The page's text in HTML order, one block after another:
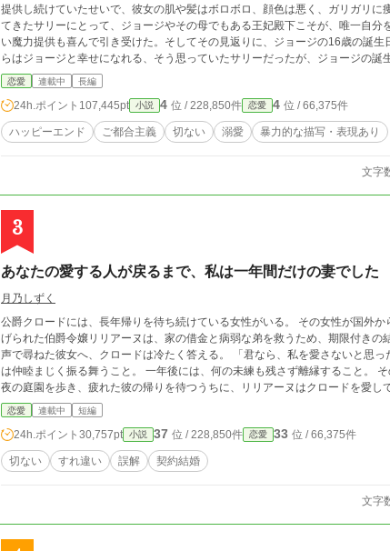
提供し続けていたせいで、彼女の肌や髪はボロボロ、顔色は悪く、ガリガリに痩せてしまっていた。 そ
てきたサリーにとって、ジョージやその母でもある王妃殿下こそが、唯一自分を支えてく
い魔力提供も喜んで引き受けた。そしてその見返りに、ジョージの16歳の誕生日に
らはジョージと幸せになれる、そう思っていたサリーだったが、ジョージの
ジョージからの非道な言葉だった。 唯一の支えだったジョージからの言葉にショックを受けるサリーだったが、それでもジョージの
幸せの為に身を引く事を決意した。 だが父はサリーの決断に激怒、ついにサリーを手にかけようとして… ずっと自分を犠牲にしてき
た少女サリーが、本当の幸せを掴むまでのお話です。 ご都合主義全開のお話ですが、お願い
稿しております
恋愛 連載中 長編
24h.ポイント 107,445pt 小説 4 位 / 228,850件 恋愛 4 位 / 66,375件
ハッピーエンド ご都合主義 切ない 溺愛 暴力的な描写・表現あり
文字
3
あなたの愛する人が戻るまで、私は一年間だけの妻でした
月乃しずく
公爵クロードには、長年帰りを待ち続けている女性がいる。 その女性が国外から戻るまでの一年間だけ、妻になってほしい。 そう告
げられた伯爵令嬢リリアーヌは、家の借金と病弱な弟を救うため、期限付きの結婚を受け入れた。 「なぜ
声で尋ねた彼女へ、クロードは冷たく答える。 「君なら、私を愛さないと思ったからだ」 愛を求めないこと。 公爵夫妻として人前で
は仲睦まじく振る舞うこと。 一年後には、何の未練も残さず離縁すること。 その約束を守るつもりだった。 けれど共に食卓を囲み、
夜の庭園を歩き、疲れた彼の帰りを待つうちに、リリアーヌはクロードを愛してしまう。 そして契約終了を目前に、
続けていた侯爵令嬢ヴィオレッタが帰国する。 当然のように彼の腕へ触れ、過去の思い出を語り、公爵邸へ入り込むヴィオレッタ。
リリアーヌは約束どおり、少しずつクロードから離れ始める。
恋愛 連載中 短編
24h.ポイント 30,757pt 小説 37 位 / 228,850件 恋愛 33 位 / 66,375件
切ない すれ違い 誤解 契約結婚
文字